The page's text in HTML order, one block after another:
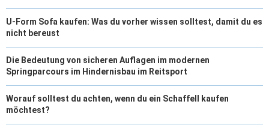
U-Form Sofa kaufen: Was du vorher wissen solltest, damit du es
nicht bereust
Die Bedeutung von sicheren Auflagen im modernen
Springparcours im Hindernisbau im Reitsport
Worauf solltest du achten, wenn du ein Schaffell kaufen
möchtest?